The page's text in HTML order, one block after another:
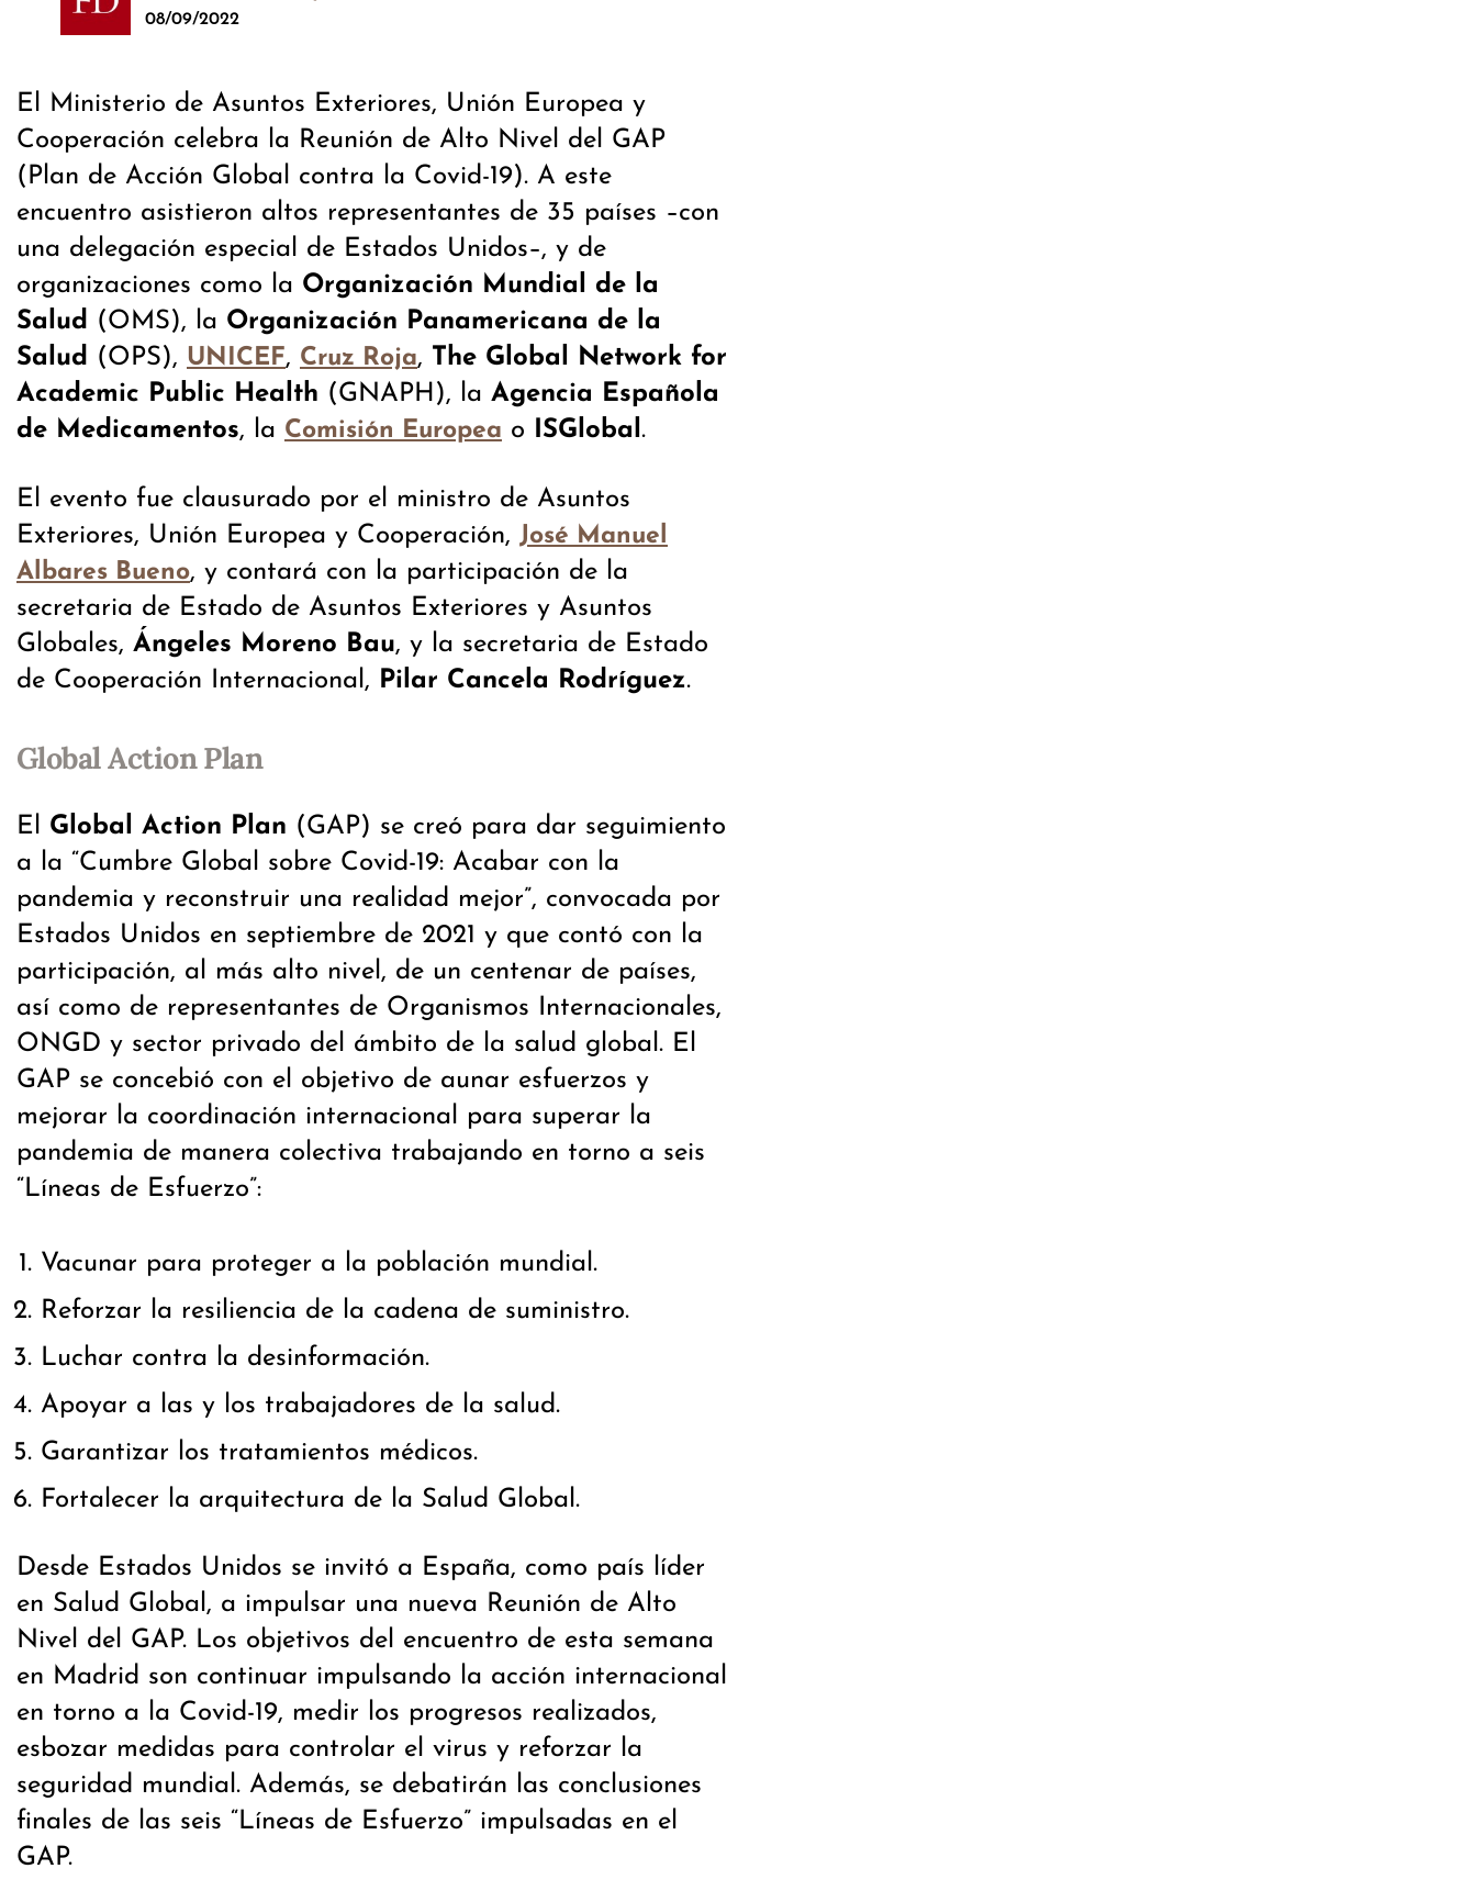
08/09/2022
​El Ministerio de Asuntos Exteriores, Unión Europea y
Cooperación celebra la Reunión de Alto Nivel del GAP
(Plan de Acción Global contra la Covid-19). A este
encuentro asistieron altos representantes de 35 países –con
una delegación especial de Estados Unidos–, y de
organizaciones como la Organización Mundial de la
Salud
(OMS), la Organización Panamericana de la
Salud
(OPS), UNICEF, Cruz Roja, The Global Network for
Academic Public Health (GNAPH), la Agencia Española
de Medicamentos, la Comisión Europea o ISGlobal .
El evento fue clausurado por el ministro de Asuntos
Exteriores, Unión Europea y Cooperación, José Manuel
Albares Bueno, y contará con la participación de la
secretaria de Estado de Asuntos Exteriores y Asuntos
Globales, Ángeles Moreno Bau, y la secretaria de Estado
de Cooperación Internacional, Pilar Cancela Rodríguez.
Global Action Plan
El Global Action Plan (GAP) se creó para dar seguimiento
a la “Cumbre Global sobre Covid-19: Acabar con la
pandemia y reconstruir una realidad mejor”, convocada por
Estados Unidos en septiembre de 2021 y que contó con la
participación, al más alto nivel, de un centenar de países,
así como de representantes de Organismos Internacionales,
ONGD y sector privado del ámbito de la salud global. El
GAP se concebió con el objetivo de aunar esfuerzos y
mejorar la coordinación internacional para superar la
pandemia de manera colectiva trabajando en torno a seis
“Líneas de Esfuerzo”:
Vacunar para proteger a la población mundial.
Reforzar la resiliencia de la cadena de suministro.
Luchar contra la desinformación.
Apoyar a las y los trabajadores de la salud.
Garantizar los tratamientos médicos.
Fortalecer la arquitectura de la Salud Global.
Desde Estados Unidos se invitó a España, como país líder
en Salud Global, a impulsar una nueva Reunión de Alto
Nivel del GAP. Los objetivos del encuentro de esta semana
en Madrid son continuar impulsando la acción internacional
en torno a la Covid-19, medir los progresos realizados,
esbozar medidas para controlar el virus y reforzar la
seguridad mundial. Además, se debatirán las conclusiones
finales de las seis “Líneas de Esfuerzo” impulsadas en el
GAP.